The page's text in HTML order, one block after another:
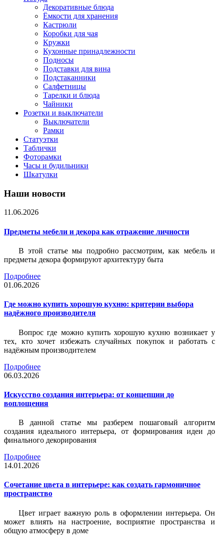
Декоративные блюда
Ёмкости для хранения
Кастрюли
Коробки для чая
Кружки
Кухонные принадлежности
Подносы
Подставки для вина
Подстаканники
Салфетницы
Тарелки и блюда
Чайники
Розетки и выключатели
Выключатели
Рамки
Статуэтки
Таблички
Фоторамки
Часы и будильники
Шкатулки
Наши новости
11.06.2026
Предметы мебели и декора как отражение личности
В этой статье мы подробно рассмотрим, как мебель и
предметы декора формируют архитектуру быта
Подробнее
01.06.2026
Где можно купить хорошую кухню: критерии выбора
надёжного производителя
Вопрос где можно купить хорошую кухню возникает у
тех, кто хочет избежать случайных покупок и работать с
надёжным производителем
Подробнее
06.03.2026
Искусство создания интерьера: от концепции до
воплощения
В данной статье мы разберем пошаговый алгоритм
создания идеального интерьера, от формирования идеи до
финального декорирования
Подробнее
14.01.2026
Сочетание цвета в интерьере: как создать гармоничное
пространство
Цвет играет важную роль в оформлении интерьера. Он
может влиять на настроение, восприятие пространства и
общую атмосферу в доме